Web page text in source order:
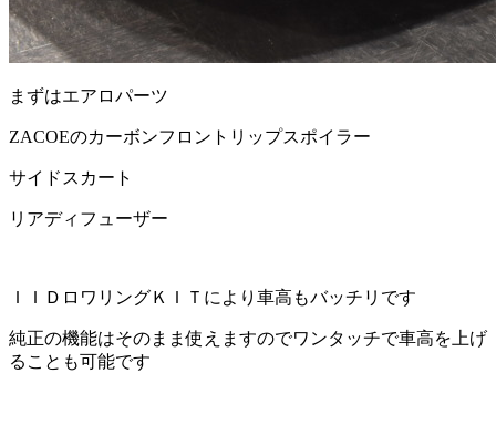
まずはエアロパーツ
ZACOEのカーボンフロントリップスポイラー
サイドスカート
リアディフューザー
ＩＩＤロワリングＫＩＴにより車高もバッチリです
純正の機能はそのまま使えますのでワンタッチで車高を上げ
ることも可能です